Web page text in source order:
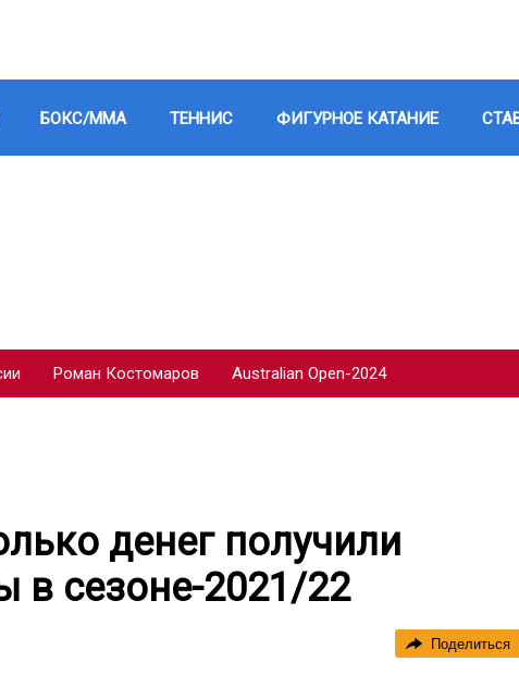
БОКС/ММА ТЕННИС ФИГУРНОЕ КАТАНИЕ
Роман Костомаров Australian Open-2024
денег получили
в сезоне-2021/22
Поделиться